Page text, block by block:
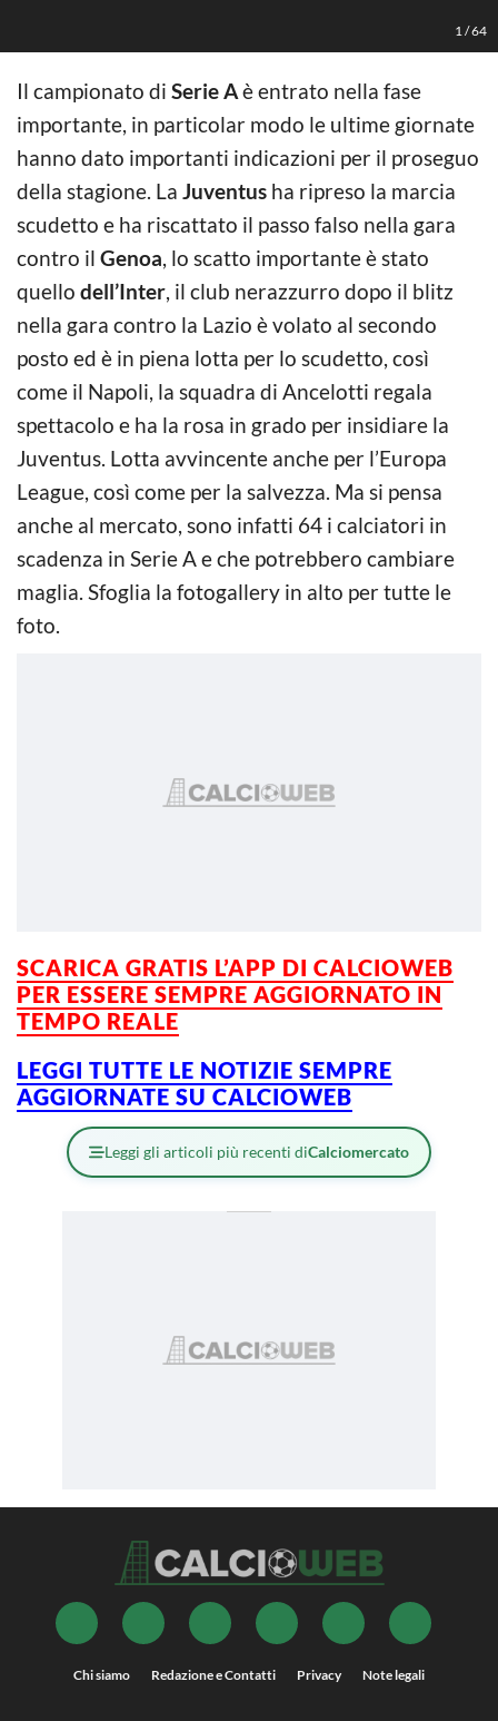
1 /64
Il campionato di Serie Aè entrato nella fase
importante, in particolar modo le ultime giornate
hanno dato importanti indicazioni per il proseguo
della stagione. La Juventus ha ripreso la marcia
scudetto e ha riscattato il passo falso nella gara
contro il Genoa, lo scatto importante è stato
quello dell’Inter, il club nerazzurro dopo il blitz
nella gara contro la Lazio è volato al secondo
posto ed è in piena lotta per lo scudetto, così
come il Napoli, la squadra di Ancelotti regala
spettacolo e ha la rosa in grado per insidiare la
Juventus. Lotta avvincente anche per l’Europa
League, così come per la salvezza. Ma si pensa
anche al mercato, sono infatti 64 i calciatori in
scadenza in Serie A e che potrebbero cambiare
maglia. Sfoglia la fotogallery in alto per tutte le
foto.
SCARICA GRATIS L’APP DI CALCIOWEB
PER ESSERE SEMPRE AGGIORNATO IN
TEMPO REALE
LEGGI TUTTE LE NOTIZIE SEMPRE
AGGIORNATE SU CALCIOWEB
Leggi gli articoli più recenti diCalciomercato
Chi siamo Redazione e Contatti Privacy Note legali